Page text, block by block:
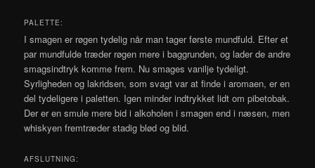
PALETTE:
I smagen er røgen tydelig når man tager første mundfuld. Efter et
par mundfulde træder røgen mere i baggrunden, og lader de andre
smagsindtryk komme frem. Nu smages vanilje tydeligt.
Syrligheden og lakridsen, som svagt var at finde i aromaen, er en
del tydeligere i paletten. Igen minder indtrykket lidt om pibetobak.
Der er en smule mere bid i alkoholen i smagen end i næsen, men
whiskyen fremtræder stadig blød og blid.
AFSLUTNING: